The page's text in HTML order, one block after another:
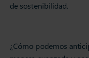
de sostenibilidad.
¿Cómo podemos